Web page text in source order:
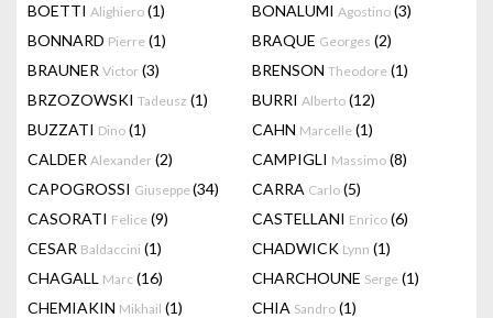
BOETTI Alighiero (1) BONALUMI Agostino (3)
BONNARD Pierre (1) BRAQUE Georges (2)
BRAUNER Victor (3) BRENSON Theodore (1)
BRZOZOWSKI Tadeusz (1) BURRI Alberto (12)
BUZZATI Dino (1) CAHN Marcelle (1)
CALDER Alexander (2) CAMPIGLI Massimo (8)
CAPOGROSSI Giuseppe(34) CARRA Carlo (5)
CASORATI Felice (9) CASTELLANI Enrico (6)
CESAR Baldaccini (1) CHADWICK Lynn (1)
CHAGALL Marc (16) CHARCHOUNE Serge (1)
CHEMIAKIN Mikhail (1) CHIA Sandro (1)